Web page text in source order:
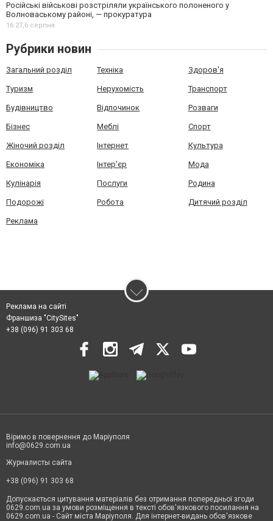
Російські військові розстріляли українського полоненого у
Волноваському районі, — прокуратура
16:27,6 серпня
Рубрики новин
Загальний розділ Техніка Здоров'я
Туризм Нерухомість Транспорт
Будівництво Відпочинок Розваги
Бізнес Меблі Спорт
Жіночий розділ Інтернет Культура
Економіка Інтер'єр Мода
Кулінарія Послуги Родина
Подорожі Робота Дитячий розділ
Реклама
Реклама на сайті
Франшиза "CitySites"
+38 (096) 91 303 68
Віримо в повернення до Маріуполя
info@0629.com.ua
Журналисты сайта
+38 (096) 91 303 68
Допускається цитування матеріалів без отримання попередньої згоди
0629.com.ua за умови розміщення в тексті обов'язкового посилання на
0629.com.ua - Сайт міста Маріуполя. Для інтернет-видань обов'язкове